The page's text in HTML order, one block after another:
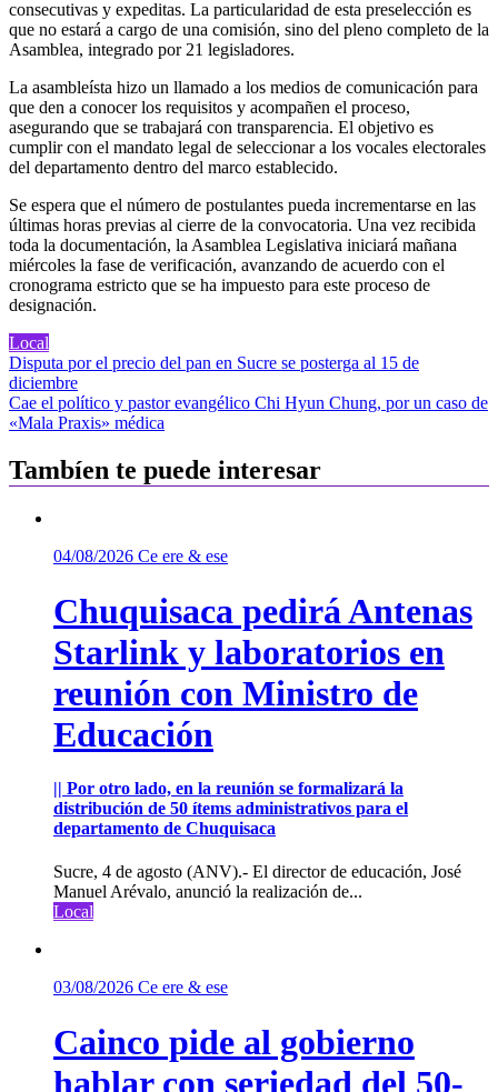
consecutivas y expeditas. La particularidad de esta preselección es
que no estará a cargo de una comisión, sino del pleno completo de la
Asamblea, integrado por 21 legisladores.
La asambleísta hizo un llamado a los medios de comunicación para
que den a conocer los requisitos y acompañen el proceso,
asegurando que se trabajará con transparencia. El objetivo es
cumplir con el mandato legal de seleccionar a los vocales electorales
del departamento dentro del marco establecido.
Se espera que el número de postulantes pueda incrementarse en las
últimas horas previas al cierre de la convocatoria. Una vez recibida
toda la documentación, la Asamblea Legislativa iniciará mañana
miércoles la fase de verificación, avanzando de acuerdo con el
cronograma estricto que se ha impuesto para este proceso de
designación.
Local
Navegación
de
entradas
Disputa por el precio del pan en Sucre se posterga al 15 de
diciembre
Cae el político y pastor evangélico Chi Hyun Chung, por un caso de
«Mala Praxis» médica
Tambíen te puede interesar
04/08/2026 Ce ere & ese
Chuquisaca pedirá Antenas
Starlink y laboratorios en
reunión con Ministro de
Educación
|| Por otro lado, en la reunión se formalizará la
distribución de 50 ítems administrativos para el
departamento de Chuquisaca
Sucre, 4 de agosto (ANV).- El director de educación, José
Manuel Arévalo, anunció la realización de...
Local
03/08/2026 Ce ere & ese
Cainco pide al gobierno
hablar con seriedad del 50-